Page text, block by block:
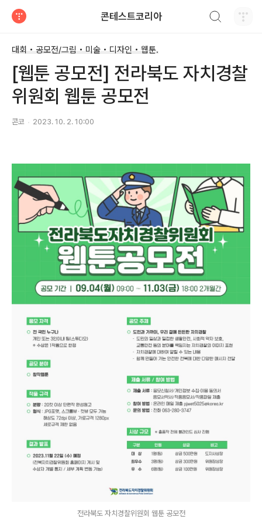
콘테스트코리아
대회 • 공모전/그림 • 미술 • 디자인 • 웹툰.
[웹툰 공모전] 전라북도 자치경찰
위원회 웹툰 공모전
콘코 2023. 10. 2. 10:00
전라북도 자치경찰위원회 웹툰 공모전